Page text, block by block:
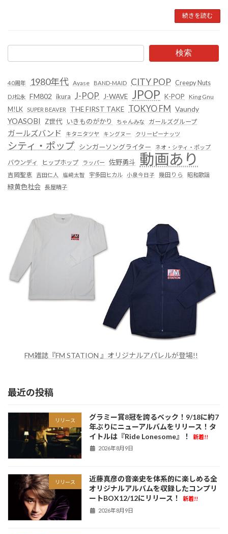
続きを読む
検索
40周年 1980年代 Ayase BAND-MAID CITY POP Creepy Nuts
DJ松永 FM802 ikura J-POP J-WAVE JPOP K-POP
King Gnu
M!LK
SUPER BEAVER THE FIRST TAKE TOKYO FM Vaundy
YOASOBI Z世代 いきものがかり ちゃんみな ガールズグループ
ガールズバンド キタニタツヤ キングヌー クリーピーナッツ
シティ・ポップ シンガーソングライター ネオ・シティ・ポップ
バウンディ ヒップホップ ラッパー 佐野勇斗 動画あり
吉岡聖恵 吉田仁人 塩﨑太智 宇多田ヒカル 小泉今日子 幾田りら 昭和歌謡
緑黄色社会 長屋晴子
FM雑誌『FM STATION 』オリジナルアパレルが登場!!
最近の投稿
リリース
グラミー賞8冠を誇るベック！9/18に約7
年ぶりにニューアルバムをリリース！タ
イトルは『Ride Lonesome』！
新着!!
2026年8月9日
リリース
近藤真彦の音楽史を体系的に楽しめる全
オリジナルアルバムを収録したコンプリ
ートBOX12/12にリリース！
新着!!
2026年8月9日